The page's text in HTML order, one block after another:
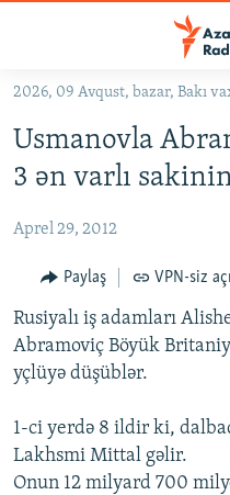
Əsas
qayıt
Əsas
qayıt
#ƏSLINDƏ
FƏRQƏ BAX
QANUNI DOĞRU
ARAŞDIRMA
VIDEO
FOTOQALEREYA
RADIO ARXIV
OXU ZALI
HAQQIMIZDA
2026, 09 Avqust, bazar, Bakı
Usmanovla
3 ən varlı
Aprel 29, 2012
Paylaş VPN-siz
Rusiyalı iş adamları
Abramoviç Böyük
yçlüyə düşüblər.
1-ci yerdə 8 ildir ki,
Lakhsmi Mittal gəlir.
Onun 12 milyard 700